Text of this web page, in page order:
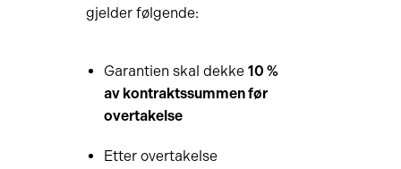
gjelder følgende:
Garantien skal dekke 10 %
av kontraktssummen før
overtakelse
Etter overtakelse